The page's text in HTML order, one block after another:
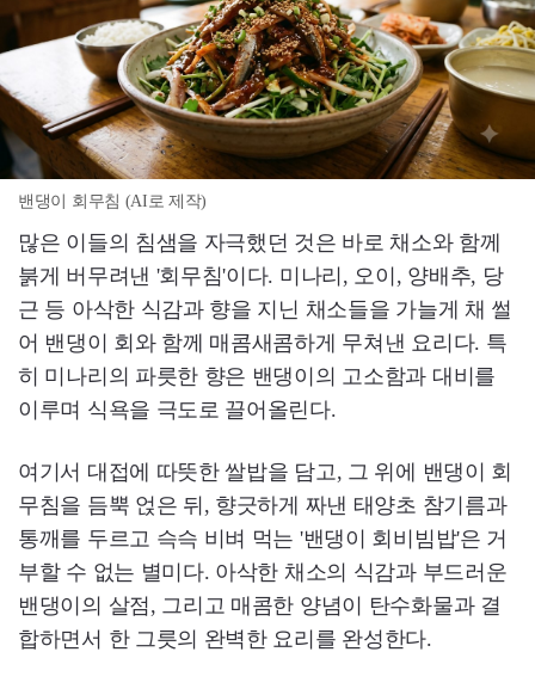
밴댕이 회무침 (AI로 제작)
많은 이들의 침샘을 자극했던 것은 바로 채소와 함께
붉게 버무려낸 '회무침'이다. 미나리, 오이, 양배추, 당
근 등 아삭한 식감과 향을 지닌 채소들을 가늘게 채 썰
어 밴댕이 회와 함께 매콤새콤하게 무쳐낸 요리다. 특
히 미나리의 파릇한 향은 밴댕이의 고소함과 대비를
이루며 식욕을 극도로 끌어올린다.
여기서 대접에 따뜻한 쌀밥을 담고, 그 위에 밴댕이 회
무침을 듬뿍 얹은 뒤, 향긋하게 짜낸 태양초 참기름과
통깨를 두르고 슥슥 비벼 먹는 '밴댕이 회비빔밥'은 거
부할 수 없는 별미다. 아삭한 채소의 식감과 부드러운
밴댕이의 살점, 그리고 매콤한 양념이 탄수화물과 결
합하면서 한 그릇의 완벽한 요리를 완성한다.